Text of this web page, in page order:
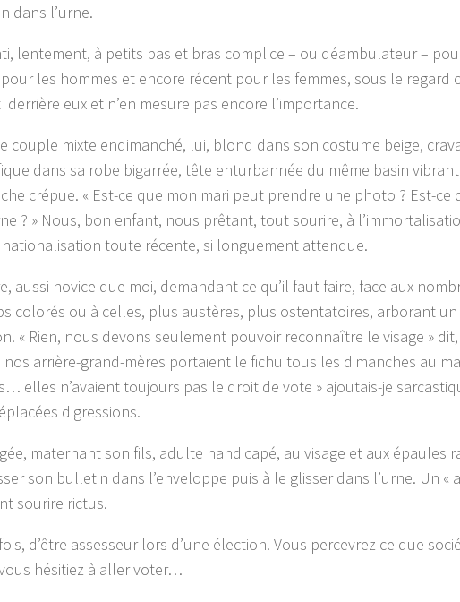
dans l’urne.
lentement, à petits pas et bras complice – ou déambulateur –
les hommes et encore récent pour les femmes, sous le regard
eux et n’en mesure pas encore l’importance.
couple mixte endimanché, lui, blond dans son costume beige,
dans sa robe bigarrée, tête enturbannée du même basin
crépue. « Est-ce que mon mari peut prendre une photo ? Est-ce
? » Nous, bon enfant, nous prêtant, tout sourire, à
toute récente, si longuement attendue.
aussi novice que moi, demandant ce qu’il faut faire, face aux
colorés ou à celles, plus austères, plus ostentatoires, arborant
« Rien, nous devons seulement pouvoir reconnaître le visage »
arrière-grand-mères portaient le fichu tous les dimanches au
elles n’avaient toujours pas le droit de vote » ajoutais-je
digressions.
maternant son fils, adulte handicapé, au visage et aux épaules
son bulletin dans l’enveloppe puis à le glisser dans l’urne. Un «
sourire rictus.
d’être assesseur lors d’une élection. Vous percevrez ce que
hésitiez à aller voter…